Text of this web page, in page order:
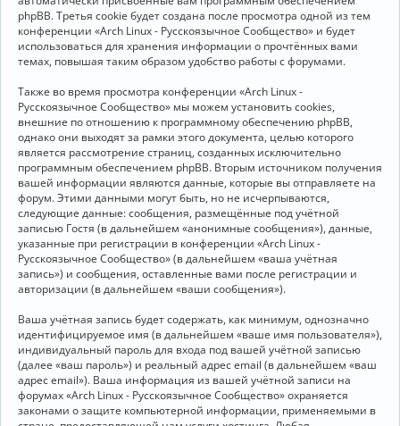
phpBB. Третья cookie будет создана после просмотра одной из тем
конференции «Arch Linux - Русскоязычное Сообщество» и будет
использоваться для хранения информации о прочтённых вами
темах, повышая таким образом удобство работы с форумами.
Также во время просмотра конференции «Arch Linux -
Русскоязычное Сообщество» мы можем установить cookies,
внешние по отношению к программному обеспечению phpBB,
однако они выходят за рамки этого документа, целью которого
является рассмотрение страниц, созданных исключительно
программным обеспечением phpBB. Вторым источником получения
вашей информации являются данные, которые вы отправляете на
форум. Этими данными могут быть, но не исчерпываются,
следующие данные: сообщения, размещённые под учётной
записью Гостя (в дальнейшем «анонимные сообщения»), данные,
указанные при регистрации в конференции «Arch Linux -
Русскоязычное Сообщество» (в дальнейшем «ваша учётная
запись») и сообщения, оставленные вами после регистрации и
авторизации (в дальнейшем «ваши сообщения»).
Ваша учётная запись будет содержать, как минимум, однозначно
идентифицируемое имя (в дальнейшем «ваше имя пользователя»),
индивидуальный пароль для входа под вашей учётной записью
(далее «ваш пароль») и реальный адрес email (в дальнейшем «ваш
адрес email»). Ваша информация из вашей учётной записи на
форумах «Arch Linux - Русскоязычное Сообщество» охраняется
законами о защите компьютерной информации, применяемыми в